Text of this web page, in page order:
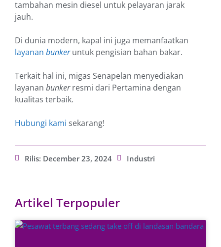
tambahan mesin diesel untuk pelayaran jarak
jauh.
Di dunia modern, kapal ini juga memanfaatkan
layanan bunkeruntuk pengisian bahan bakar.
Terkait hal ini, migas Senapelan menyediakan
layanan bunkerresmi dari Pertamina dengan
kualitas terbaik.
Hubungi kami sekarang!
Rilis: December 23, 2024 Industri
Artikel Terpopuler